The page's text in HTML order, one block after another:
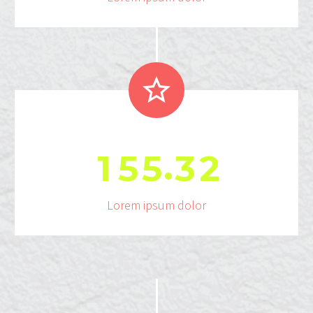


1 55.32
Lorem ipsum dolor